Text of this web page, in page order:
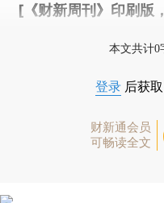
[《财新周刊》印刷版，
本文共计0
登录 后获
财新通会员
可畅读全文